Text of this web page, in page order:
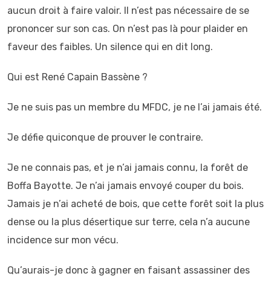
aucun droit à faire valoir. Il n’est pas nécessaire de se
prononcer sur son cas. On n’est pas là pour plaider en
faveur des faibles. Un silence qui en dit long.
Qui est René Capain Bassène ?
Je ne suis pas un membre du MFDC, je ne l’ai jamais été.
Je défie quiconque de prouver le contraire.
Je ne connais pas, et je n’ai jamais connu, la forêt de
Boffa Bayotte. Je n’ai jamais envoyé couper du bois.
Jamais je n’ai acheté de bois, que cette forêt soit la plus
dense ou la plus désertique sur terre, cela n’a aucune
incidence sur mon vécu.
Qu’aurais-je donc à gagner en faisant assassiner des